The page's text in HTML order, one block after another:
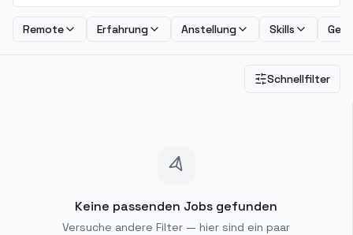
Remote Erfahrung Anstellung Skills
Schnellfilter
Keine passenden Jobs gefunden
Versuche andere Filter — hier sind ein paar